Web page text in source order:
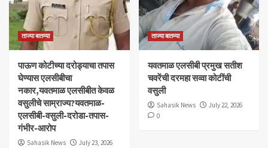
ताज्या बातम्या
पाऊण कोटीच्या दरोड्याचा तपास
घेण्यास एलसीबीचा
नकार,यवतमाळ एलसीबीत केवळ
वसुलीचे साम्राज्य?यवतमाळ-
एलसीबी-वसुली-दरोडा-तपास-
गंभीर-आरोप
Sahasik News
July 23, 2026
ताज्या बातम्या
यवतमाळ एलसीबी प्रमुख सतीश
चवरेंची दरमहा सव्वा कोटींची
वसुली
Sahasik News
July 22, 2026
0